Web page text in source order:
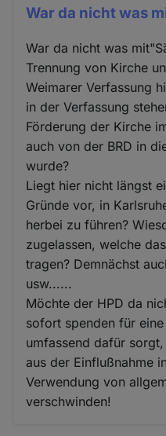
War da nicht was
War da nicht was
Trennung von Kirche
Weimarer Verfassung
in der Verfassung
Förderung der Kirche
auch von der BRD in
wurde?
Liegt hier nicht längst
Gründe vor, in
herbei zu führen?
zugelassen, welche
tragen? Demnächst
usw......
Möchte der HPD da
sofort spenden für
umfassend dafür
aus der Einflußnahme
Verwendung von
verschwinden!